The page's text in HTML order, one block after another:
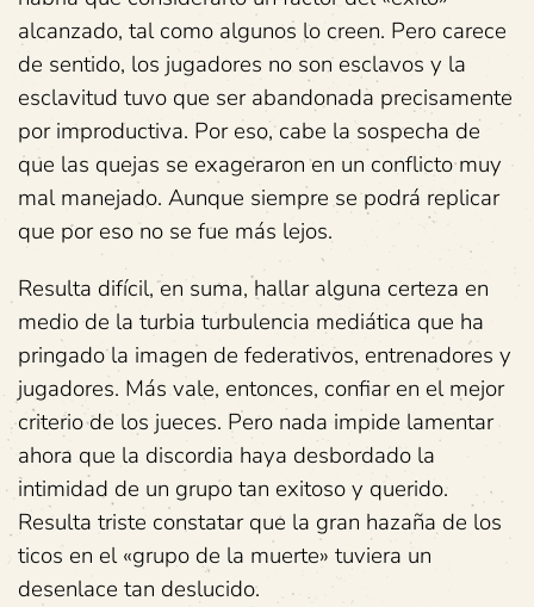
alcanzado, tal como algunos lo creen. Pero carece
de sentido, los jugadores no son esclavos y la
esclavitud tuvo que ser abandonada precisamente
por improductiva. Por eso, cabe la sospecha de
que las quejas se exageraron en un conflicto muy
mal manejado. Aunque siempre se podrá replicar
que por eso no se fue más lejos.
Resulta difícil, en suma, hallar alguna certeza en
medio de la turbia turbulencia mediática que ha
pringado la imagen de federativos, entrenadores y
jugadores. Más vale, entonces, confiar en el mejor
criterio de los jueces. Pero nada impide lamentar
ahora que la discordia haya desbordado la
intimidad de un grupo tan exitoso y querido.
Resulta triste constatar que la gran hazaña de los
ticos en el «grupo de la muerte» tuviera un
desenlace tan deslucido.